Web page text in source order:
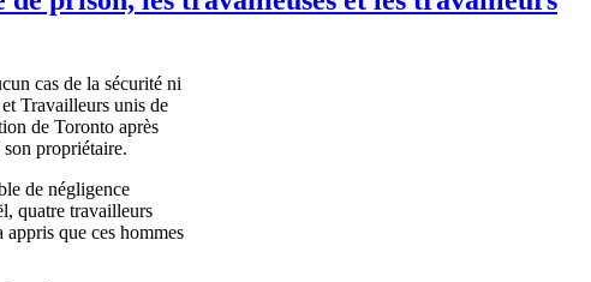
cas de la sécurité ni
et Travailleurs unis de
de Toronto après
son propriétaire.
de négligence
, quatre travailleurs
appris que ces hommes